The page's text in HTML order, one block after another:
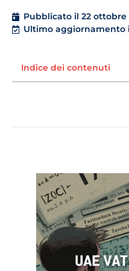
Pubblicato il 22 ottobre
Ultimo aggiornamento
Indice dei contenuti